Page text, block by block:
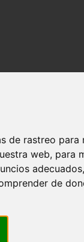
de rastreo para
web, para
de